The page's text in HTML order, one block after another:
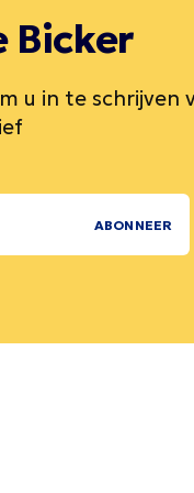
Bicker
u in te schrijven
ABONNEER